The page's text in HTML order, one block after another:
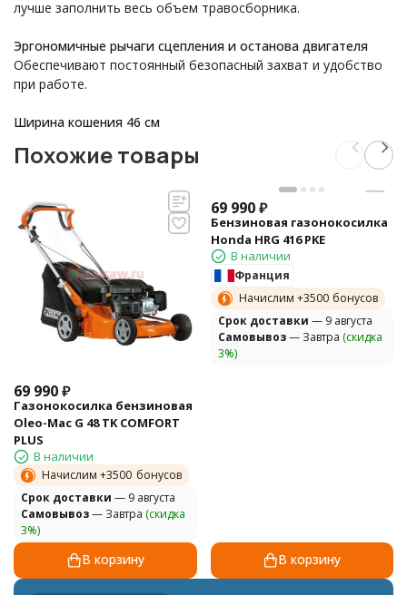
лучше заполнить весь объем травосборника.
Эргономичные рычаги сцепления и останова двигателя
Обеспечивают постоянный безопасный захват и удобство
при работе.
Ширина кошения 46 см
Похожие товары
69 990₽
Газонокосилка бензиновая
Oleo-Mac G 48 TK COMFORT
PLUS
В наличии
Начислим +3500 бонусов
Cрок доставки — 9 августа
Самовывоз— Завтра (скидка
3%)
В корзину
69 990 ₽
Бензиновая газонокосилка
Honda HRG 416 PKE
В наличии
Франция
Начислим +3500 бонусов
Cрок доставки — 9 августа
Самовывоз— Завтра (скидка
3%)
В корзину